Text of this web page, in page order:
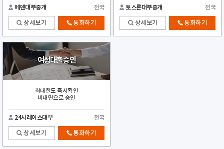
에덴대부중개 전국
상세보기 통화하기
토스론대부중개 전국
상세보기 통화하기
여성대출 승인
최대한도 즉시확인
비대면으로 승인
24시레이스대부 전국
상세보기 통화하기